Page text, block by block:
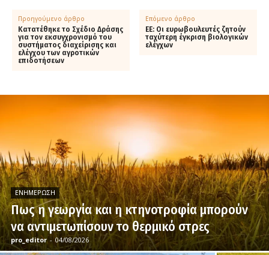
Προηγούμενο άρθρο
Κατατέθηκε το Σχέδιο Δράσης
για τον εκσυγχρονισμό του
συστήματος διαχείρισης και
ελέγχου των αγροτικών
επιδοτήσεων
Επόμενο άρθρο
ΕΕ: Οι ευρωβουλευτές ζητούν
ταχύτερη έγκριση βιολογικών
ελέγχων
ΕΝΗΜΈΡΩΣΗ
Πως η γεωργία και η κτηνοτροφία μπορούν
να αντιμετωπίσουν το θερμικό στρες
pro_editor - 04/08/2026